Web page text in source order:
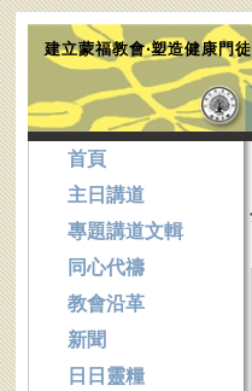
建立蒙福教會‧塑造健康門徒
首頁
主日講道
專題講道文輯
同心代禱
教會沿革
新聞
日日靈糧